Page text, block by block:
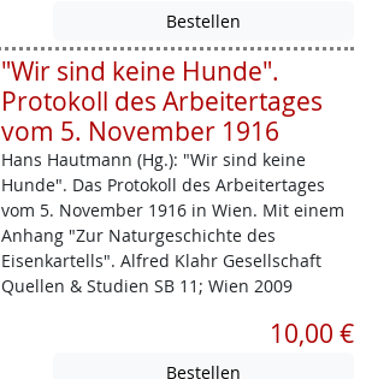
"Wir sind keine Hunde".
Protokoll des Arbeitertages
vom 5. November 1916
Hans Hautmann (Hg.): "Wir sind keine
Hunde". Das Protokoll des Arbeitertages
vom 5. November 1916 in Wien. Mit einem
Anhang "Zur Naturgeschichte des
Eisenkartells". Alfred Klahr Gesellschaft
Quellen & Studien SB 11; Wien 2009
10,00 €